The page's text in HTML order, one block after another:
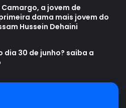
a jovem de
dama mais jovem do
Hussein Dehaini
dia 30 de junho? saiba a